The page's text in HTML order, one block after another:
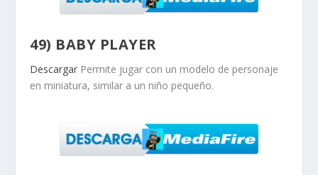
49) BABY PLAYER
Descargar Permite jugar con un modelo de personaje
en miniatura, similar a un niño pequeño.